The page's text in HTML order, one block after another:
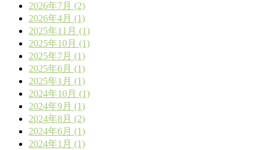
2026年7月 (2)
2026年4月 (1)
2025年11月 (1)
2025年10月 (1)
2025年7月 (1)
2025年6月 (1)
2025年1月 (1)
2024年10月 (1)
2024年9月 (1)
2024年8月 (2)
2024年6月 (1)
2024年1月 (1)